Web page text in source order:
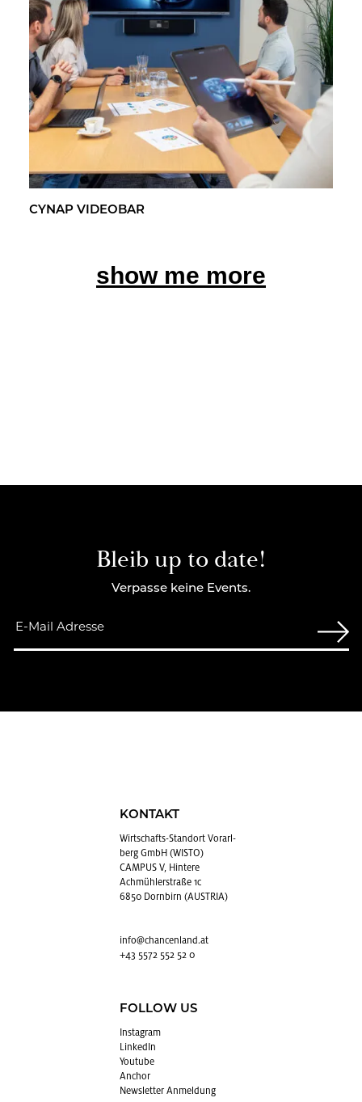
CYNAP VI­DEO­BAR
show me more
Bleib up to date!
Verpasse keine Events.
KONTAKT
Wirt­schafts-Stand­ort Vor­arl­
berg GmbH (WISTO)
CAMPUS V, Hintere
Achmühlerstraße 1c
6850 Dornbirn (AUSTRIA)
info@​chancenland.​at
+43 5572 552 52 0
FOLLOW US
In­sta­gram
Lin­kedIn
You­tube
An­chor
News­let­ter An­mel­dung